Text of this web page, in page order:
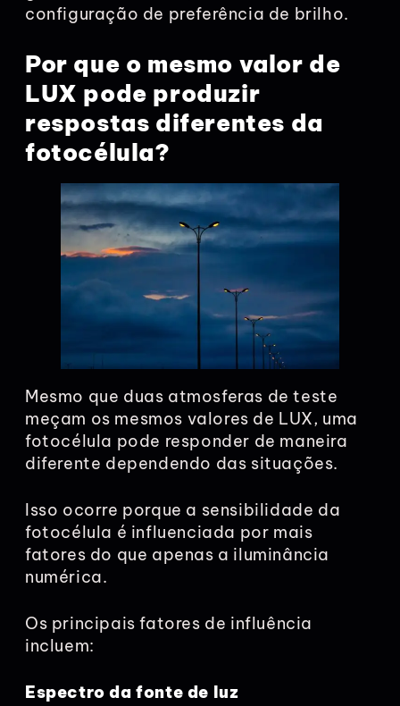
configuração de preferência de brilho.
Por que o mesmo valor de
LUX pode produzir
respostas diferentes da
fotocélula?
Mesmo que duas atmosferas de teste
meçam os mesmos valores de LUX, uma
fotocélula pode responder de maneira
diferente dependendo das situações.
Isso ocorre porque a sensibilidade da
fotocélula é influenciada por mais
fatores do que apenas a iluminância
numérica.
Os principais fatores de influência
incluem:
Espectro da fonte de luz